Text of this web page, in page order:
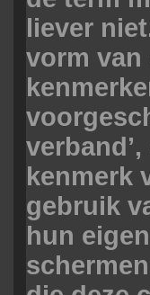
liever
vorm van
kenmerk
gebruik
hun